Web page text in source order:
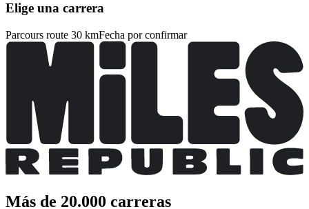
Elige una carrera
Parcours route 30 kmFecha por confirmar
Más de 20.000 carreras